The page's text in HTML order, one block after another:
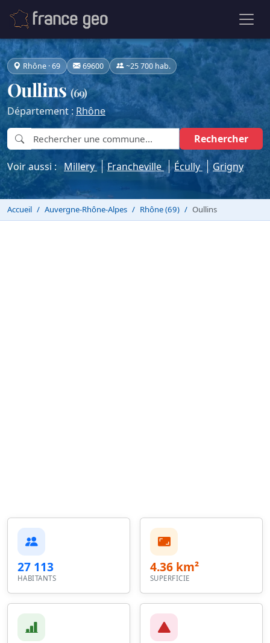
Rhône · 69 69600 ~25 700 hab.
Oullins(69)
Département : Rhône
Rechercher
Voir aussi : Millery Francheville Écully Grigny
Accueil Auvergne-Rhône-Alpes Rhône (69) Oullins
27 113
HABITANTS
4.36 km²
SUPERFICIE